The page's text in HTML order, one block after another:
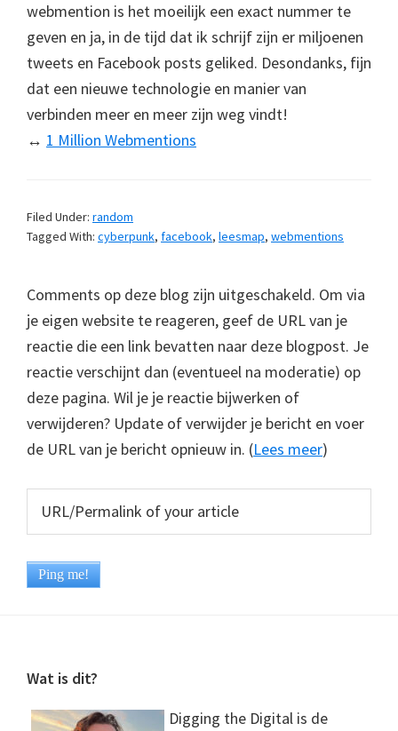
webmention is het moeilijk een exact nummer te
geven en ja, in de tijd dat ik schrijf zijn er miljoenen
tweets en Facebook posts geliked. Desondanks, fijn
dat een nieuwe technologie en manier van
verbinden meer en meer zijn weg vindt!
↔️ 1 Million Webmentions
Filed Under: random
Tagged With: cyberpunk, facebook, leesmap, webmentions
Comments op deze blog zijn uitgeschakeld. Om via
je eigen website te reageren, geef de URL van je
reactie die een link bevatten naar deze blogpost. Je
reactie verschijnt dan (eventueel na moderatie) op
deze pagina. Wil je je reactie bijwerken of
verwijderen? Update of verwijder je bericht en voer
de URL van je bericht opnieuw in. (Lees meer)
Footer
Wat is dit?
Digging the Digital is de